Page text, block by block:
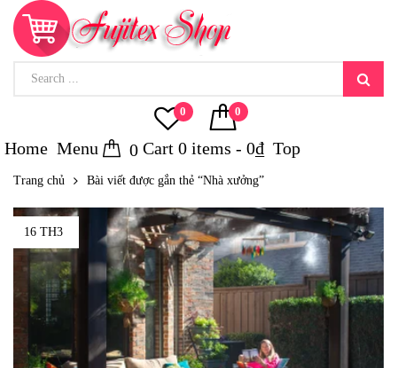
0 0
Home Menu 0 Cart 0 items - 0₫ Top
Trang chủ Bài viết được gắn thẻ “Nhà xưởng”
16 TH3